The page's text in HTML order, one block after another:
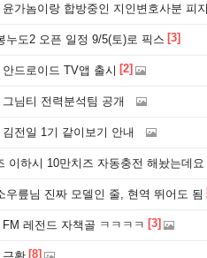
윤가놈이랑 합방중인 지인변호사분 피
누도2 오픈 일정 9/5(토)로 픽스 [3]
안드로이드 TV앱 출시 [2]
그님티 전력분석팀 공개
김전일 1기 같이보기 안내
하시 10만치즈 자동충전 해놨는데요 두번결
우릎님 진짜 모델인 줄, 현역 뛰어도 됨
FM 레전드 자책골 ㅋㅋㅋㅋ [3]
[8]